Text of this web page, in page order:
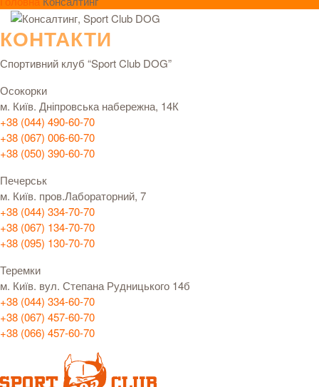
КОНТАКТИ
Спортивний клуб “Sport Club DOG”
Осокорки
м. Київ. Дніпровська набережна, 14К
+38 (044) 490-60-70
+38 (067) 006-60-70
+38 (050) 390-60-70
Печерськ
м. Київ. пров.Лабораторний, 7
+38 (044) 334-70-70
+38 (067) 134-70-70
+38 (095) 130-70-70
Теремки
м. Київ. вул. Степана Рудницького 14б
+38 (044) 334-60-70
+38 (067) 457-60-70
+38 (066) 457-60-70